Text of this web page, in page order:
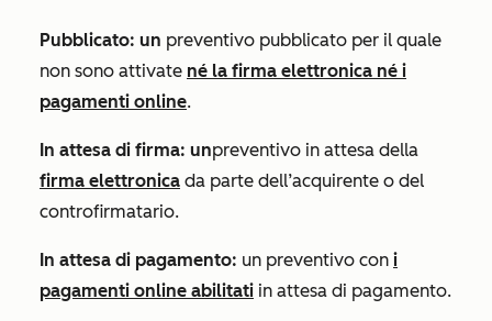
Pubblicato: un preventivo pubblicato per il quale
non sono attivate né la firma elettronica né i
pagamenti online.
In attesa di firma: unpreventivo in attesa della
firma elettronica da parte dell’acquirente o del
controfirmatario.
In attesa di pagamento: un preventivo con i
pagamenti online abilitati in attesa di pagamento.